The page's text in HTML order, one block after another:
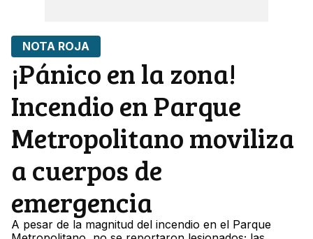
NOTA ROJA
¡Pánico en la zona!
Incendio en Parque
Metropolitano moviliza
a cuerpos de
emergencia
A pesar de la magnitud del incendio en el Parque